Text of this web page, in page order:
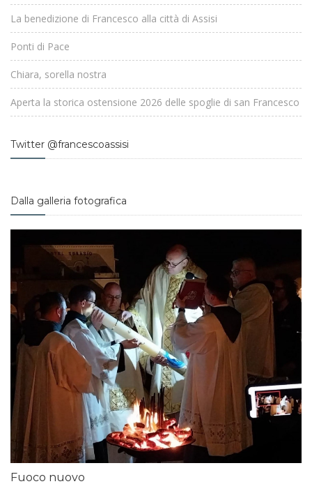
La benedizione di Francesco alla città di Assisi
Ponti di Pace
Chiara, sorella nostra
Aperta la storica ostensione 2026 delle spoglie di san Francesco
Twitter @francescoassisi
Dalla galleria fotografica
Fuoco nuovo